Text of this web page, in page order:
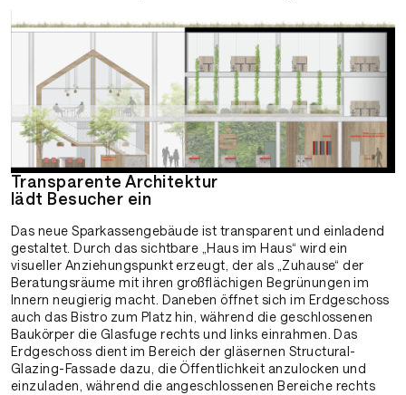
Transparente Architektur
lädt Besucher ein
Das neue Sparkassengebäude ist transparent und einladend
gestaltet. Durch das sichtbare „Haus im Haus“ wird ein
visueller Anziehungspunkt erzeugt, der als „Zuhause“ der
Beratungsräume mit ihren großflächigen Begrünungen im
Innern neugierig macht. Daneben öffnet sich im Erdgeschoss
auch das Bistro zum Platz hin, während die geschlossenen
Baukörper die Glasfuge rechts und links einrahmen. Das
Erdgeschoss dient im Bereich der gläsernen Structural-
Glazing-Fassade dazu, die Öffentlichkeit anzulocken und
einzuladen, während die angeschlossenen Bereiche rechts